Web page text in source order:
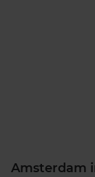
Amsterdam